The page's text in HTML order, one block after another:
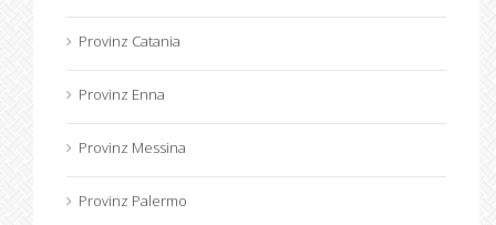
Provinz Catania
Provinz Enna
Provinz Messina
Provinz Palermo